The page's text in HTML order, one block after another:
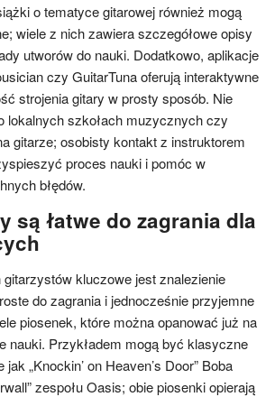
o tematyce gitarowej również mogą
wiele z nich zawiera szczegółowe opisy
utworów do nauki. Dodatkowo, aplikacje
czy GuitarTuna oferują interaktywne
strojenia gitary w prosty sposób. Nie
lokalnych szkołach muzycznych czy
gitarze; osobisty kontakt z instruktorem
proces nauki i pomóc w
błędów.
są łatwe do zagrania dla
kluczowe jest znalezienie
do zagrania i jednocześnie przyjemne
piosenek, które można opanować już na
nauki. Przykładem mogą być klasyczne
„Knockin’ on Heaven’s Door” Boba
zespołu Oasis; obie piosenki opierają